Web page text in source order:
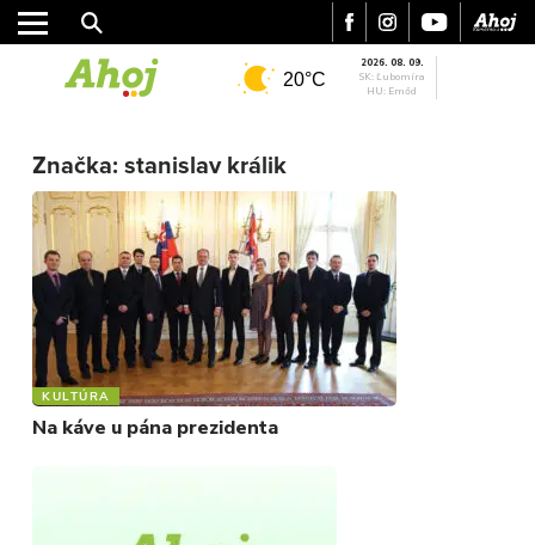
MESTO
REGIÓN
ŠPORT
KULTÚRA
FOTKY
VIDEO
MIX
20°C
2026. 08. 09.
SK: Ľubomíra
HU: Emőd
Značka: stanislav králik
KULTÚRA
Na káve u pána prezidenta